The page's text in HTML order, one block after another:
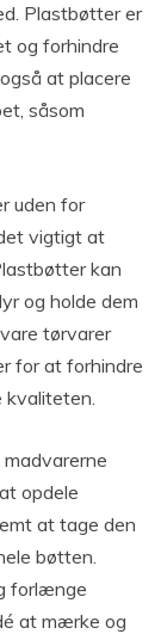
Plastbøtter er
og forhindre
at placere
såsom
uden for
vigtigt at
kan
og holde dem
tørvarer
for at forhindre
kvaliteten.
opdele
at tage den
bøtten.
forlænge
at mærke og